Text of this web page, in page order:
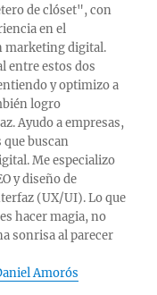
de clóset", con
en el
marketing digital.
entre estos dos
y optimizo a
logro
Ayudo a empresas,
que buscan
Me especializo
y diseño de
(UX/UI). Lo que
hacer magia, no
sonrisa al parecer
Amorós